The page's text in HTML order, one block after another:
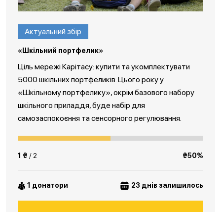
Актуальний збір
«Шкільний портфелик»
Ціль мережі Карітасу: купити та укомплектувати
5000 шкільних портфеликів. Цього року у
«Шкільному портфелику», окрім базового набору
шкільного приладдя, буде набір для
самозаспокоєння та сенсорного регулювання.
1 ₴ / 2 ₴50%
1 донатори 23 днів залишилось